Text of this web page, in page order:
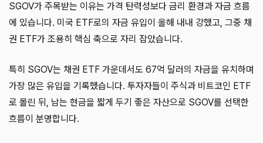
SGOV가 주목받는 이유는 가격 탄력성보다 금리 환경과 자금 흐름
에 있습니다. 미국 ETF로의 자금 유입이 올해 내내 강했고, 그중 채
권 ETF가 조용히 핵심 축으로 자리 잡았습니다.
특히 SGOV는 채권 ETF 가운데서도 67억 달러의 자금을 유치하며
가장 많은 유입을 기록했습니다. 투자자들이 주식과 비트코인 ETF
로 몰린 뒤, 남는 현금을 짧게 두기 좋은 자산으로 SGOV를 선택한
흐름이 분명합니다.